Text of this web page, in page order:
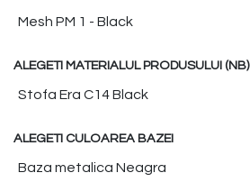
ALEGETI MATERIALUL PRODUSULUI (NB)
ALEGETI CULOAREA BAZEI